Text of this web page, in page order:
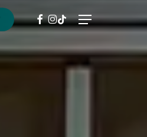
Menu
FACEBOOK
INSTAGRAM
TIKTOK